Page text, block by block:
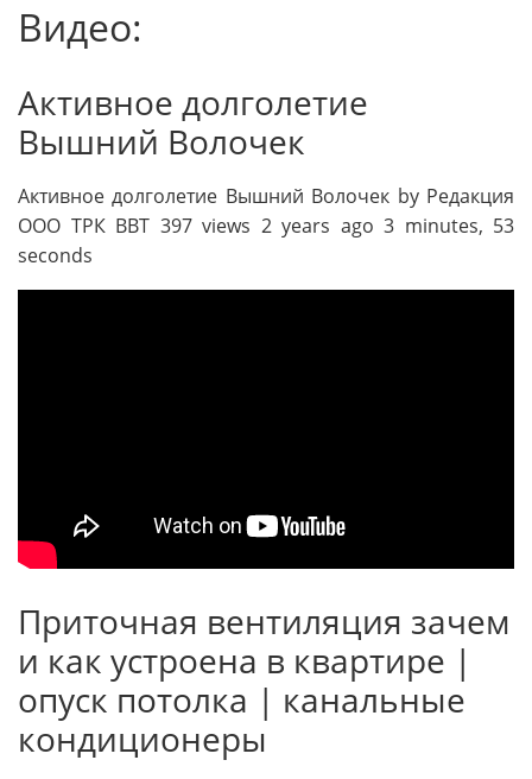
Видео:
Активное долголетие
Вышний Волочек
Активное долголетие Вышний Волочек by Редакция
ООО ТРК ВВТ 397 views 2 years ago 3 minutes, 53
seconds
Приточная вентиляция зачем
и как устроена в квартире |
опуск потолка | канальные
кондиционеры